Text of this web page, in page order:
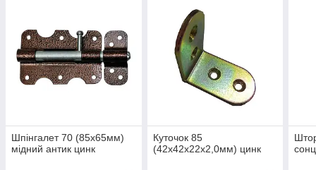
Шпінгалет 70 (85х65мм)
мідний антик цинк
Куточок 85
(42х42х22х2,0мм) цинк